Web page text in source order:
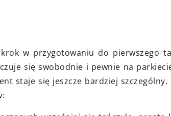
w przygotowaniu do pierwszego
się swobodnie i pewnie na
staje się jeszcze bardziej szczególny.
cieszyć się
natury.